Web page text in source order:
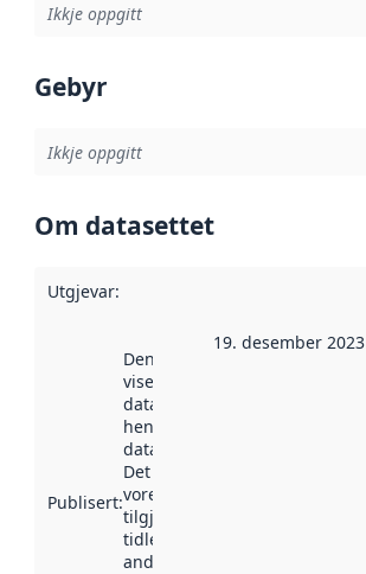
Ikkje oppgitt
Gebyr
Ikkje oppgitt
Om datasettet
Utgjevar:
Publisert:
Denne datoen
viser når
datasettet vart
henta inn av
data.norge.no.
Det kan ha
vore
tilgjengeleg
tidlegare
andre stader.
19. desember 2023